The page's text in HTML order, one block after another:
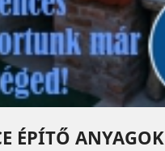
ÉPÍTŐ ANYAGOK